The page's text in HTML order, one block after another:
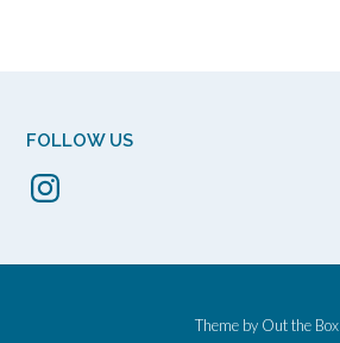
FOLLOW US
Instagram
Theme by Out the Box